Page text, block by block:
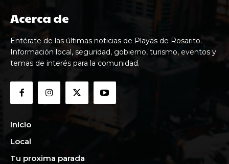
Acerca de
Entérate de las últimas noticias de Playas de Rosarito.
Información local, seguridad, gobierno, turismo, eventos y
temas de interés para la comunidad.
Inicio
Local
Tu proxima parada